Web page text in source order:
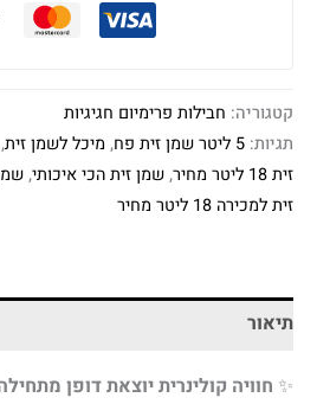
קטגוריה: חבילות פרימיום חגיגיות
תגיות: 5 ליטר שמן זית פח , מיכל לשמן זית,
זית 18 ליטר מחיר
,שמן זית הכי איכותי,
זית למכירה 18 ליטר מחיר
תיאור
✨ חוויה קולינרית יוצאת דופן